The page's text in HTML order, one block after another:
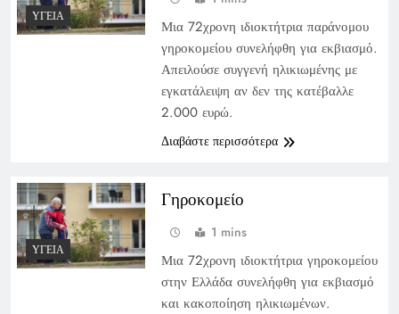
ΥΓΕΊΑ
Μια 72χρονη ιδιοκτήτρια παράνομου
γηροκομείου συνελήφθη για εκβιασμό.
Απειλούσε συγγενή ηλικιωμένης με
εγκατάλειψη αν δεν της κατέβαλλε
2.000 ευρώ.
Διαβάστε περισσότερα
ΥΓΕΊΑ
Γηροκομείο
1 mins
Μια 72χρονη ιδιοκτήτρια γηροκομείου
στην Ελλάδα συνελήφθη για εκβιασμό
και κακοποίηση ηλικιωμένων.